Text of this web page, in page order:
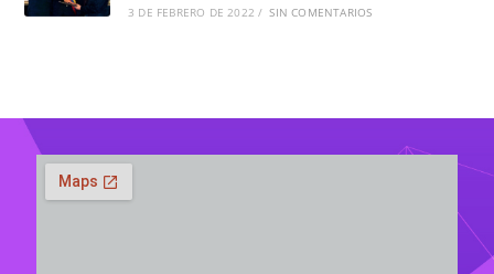
3 DE FEBRERO DE 2022 / SIN COMENTARIOS